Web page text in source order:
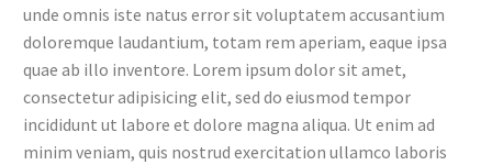
unde omnis iste natus error sit voluptatem accusantium
doloremque laudantium, totam rem aperiam, eaque ipsa
quae ab illo inventore. Lorem ipsum dolor sit amet,
consectetur adipisicing elit, sed do eiusmod tempor
incididunt ut labore et dolore magna aliqua. Ut enim ad
minim veniam, quis nostrud exercitation ullamco laboris